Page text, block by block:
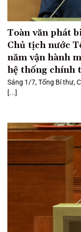
Toàn văn phát
Chủ tịch nước
năm vận hành
hệ thống chính
cấp
Sáng 1/7, Tổng Bí thư,
[...]